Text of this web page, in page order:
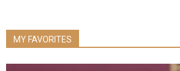
MY FAVORITES